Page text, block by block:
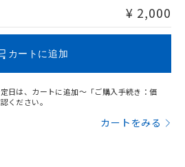
¥ 2,000
カートに追加
日は、カートに追加～「ご購入手続き：価
ください。
カートをみる